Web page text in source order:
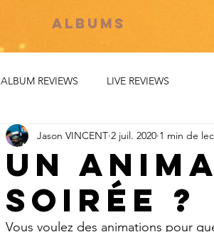
ALBUMS
ALBUM REVIEWS LIVE REVIEWS
Un
soirée ?
Jason VINCENT 2 juil. 2020 1 min de
Vous voulez des animations pour